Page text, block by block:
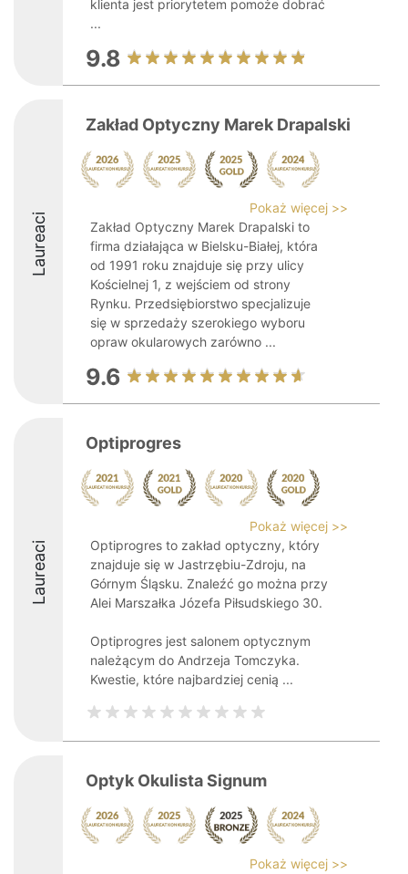
klienta jest priorytetem pomoże dobrać
...
9.8
Laureaci
Zakład Optyczny Marek Drapalski
Pokaż więcej >>
Zakład Optyczny Marek Drapalski to
firma działająca w Bielsku-Białej, która
od 1991 roku znajduje się przy ulicy
Kościelnej 1, z wejściem od strony
Rynku. Przedsiębiorstwo specjalizuje
się w sprzedaży szerokiego wyboru
opraw okularowych zarówno ...
9.6
Laureaci
Optiprogres
Pokaż więcej >>
Optiprogres to zakład optyczny, który
znajduje się w Jastrzębiu-Zdroju, na
Górnym Śląsku. Znaleźć go można przy
Alei Marszałka Józefa Piłsudskiego 30.
Optiprogres jest salonem optycznym
należącym do Andrzeja Tomczyka.
Kwestie, które najbardziej cenią ...
Optyk Okulista Signum
Pokaż więcej >>